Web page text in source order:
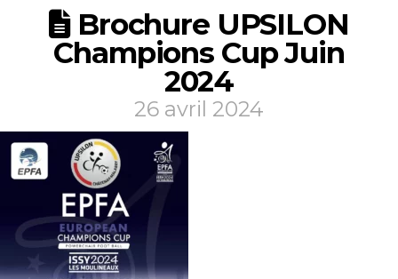
Brochure UPSILON
Champions Cup Juin
2024
26 avril 2024